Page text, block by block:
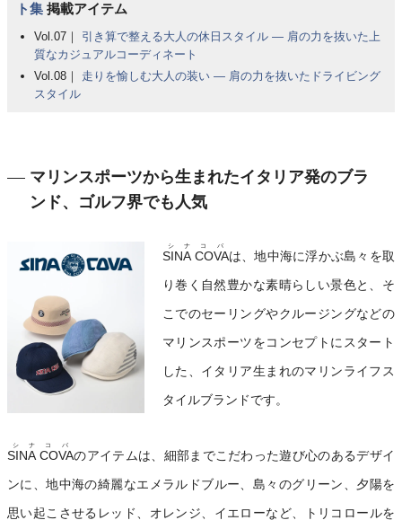
ト集 掲載アイテム
Vol.07｜ 引き算で整える大人の休日スタイル ― 肩の力を抜いた上
質なカジュアルコーディネート
Vol.08｜ 走りを愉しむ大人の装い ― 肩の力を抜いたドライビング
スタイル
マリンスポーツから生まれたイタリア発のブラ
ンド、ゴルフ界でも人気
SINA COVA
シナコバ
は、地中海に浮かぶ島々を取
り巻く自然豊かな素晴らしい景色と、そ
こでのセーリングやクルージングなどの
マリンスポーツをコンセプトにスタート
した、イタリア生まれのマリンライフス
タイルブランドです。
SINA COVA
シナコバ
のアイテムは、細部までこだわった遊び心のあるデザイ
ンに、地中海の綺麗なエメラルドブルー、島々のグリーン、夕陽を
思い起こさせるレッド、オレンジ、イエローなど、トリコロールを